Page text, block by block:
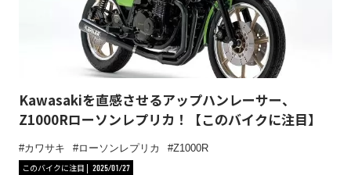
Kawasakiを直感させるアップハンレーサー、
Z1000Rローソンレプリカ！【このバイクに注目】
カワサキ ローソンレプリカ
Z1000R
このバイクに注目
2025/01/27